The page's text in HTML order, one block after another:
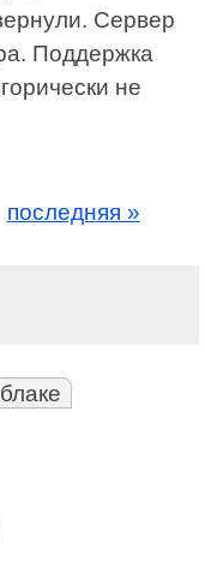
Сервер
Поддержка
не
последняя »